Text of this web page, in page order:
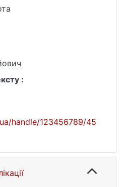
:
handle/123456789/45